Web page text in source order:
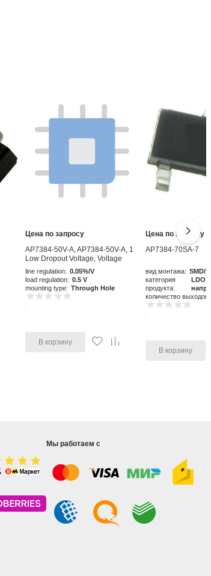
Цена по запросу
AP7384-50V-A, AP7384-50V-A, 1
Low Dropout Voltage, Voltage
Regulator 50mA, 5 V 3-Pin, TO-92
line regulation: 0.05%/V
load regulation: 0.5 V
mounting type: Through Hole
В корзину
Цена по запросу
AP7384-70SA-7
вид монтажа: SMD/
категория
продукта:
LDO
количество выходов:
В корзину
Мы работаем с